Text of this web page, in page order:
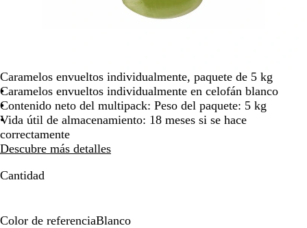
la
Caramelos envueltos individualmente, paquete de 5 kg
Caramelos envueltos individualmente en celofán blanco
Contenido neto del multipack: Peso del paquete: 5 kg
Vida útil de almacenamiento: 18 meses si se hace
correctamente
Descubre más detalles
Cantidad
Color de referenciaBlanco